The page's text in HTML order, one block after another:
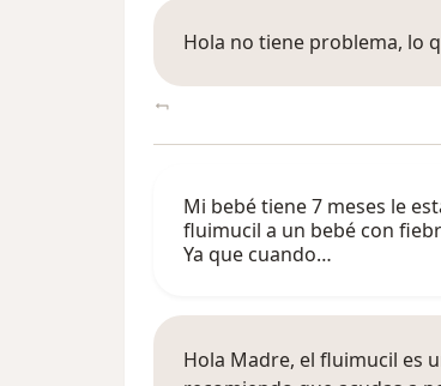
Hola no tiene problema, lo
Mi bebé tiene 7 meses le
fluimucil a un bebé con
Ya que cuando…
Hola Madre, el fluimucil es